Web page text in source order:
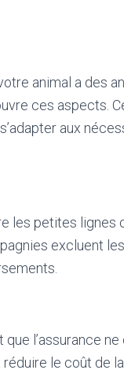
animal a des
ces aspects.
aux
les petites lignes
excluent
l’assurance
le coût de